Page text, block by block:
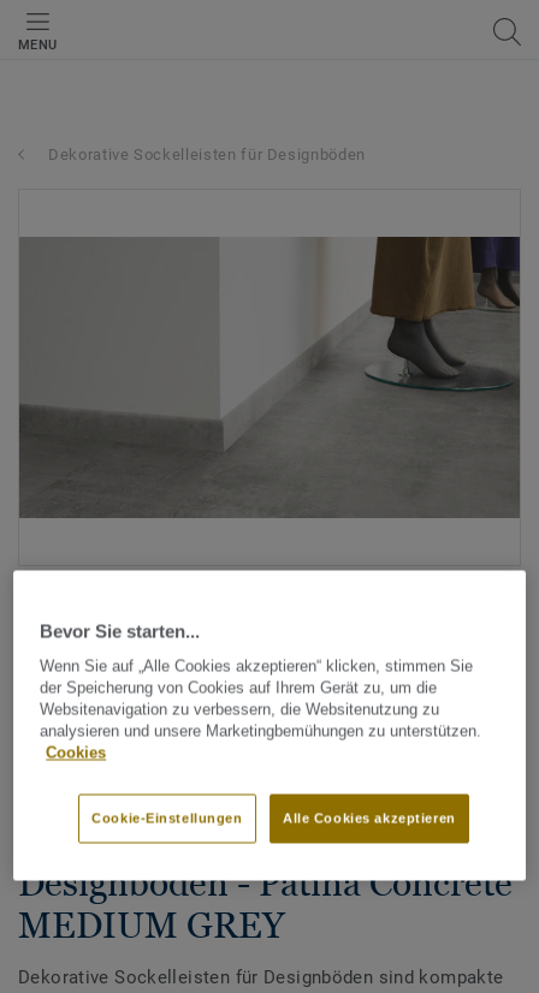
MENU
Dekorative Sockelleisten für Designböden
Alle Designs anzeigen (200)
Dekorative Sockelleisten für
Designböden - Patina Concrete
MEDIUM GREY
Dekorative Sockelleisten für Designböden sind kompakte
Bevor Sie starten...
Wenn Sie auf „Alle Cookies akzeptieren“ klicken, stimmen Sie
der Speicherung von Cookies auf Ihrem Gerät zu, um die
Websitenavigation zu verbessern, die Websitenutzung zu
analysieren und unsere Marketingbemühungen zu unterstützen.
Cookies
Alle Cookies akzeptieren
Cookie-Einstellungen